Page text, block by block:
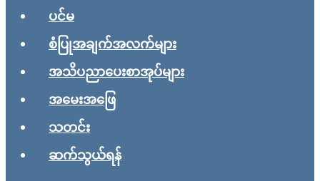
ပင်မ
စံပြုအချက်အလက်များ
အသိပညာပေးစာအုပ်များ
အမေးအဖြေ
သတင်း
ဆက်သွယ်ရန်